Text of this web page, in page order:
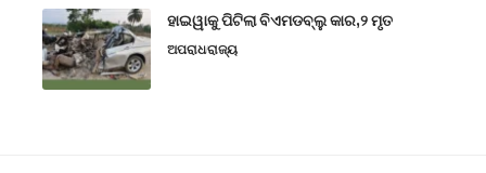
ହାଇୱାକୁ ପିଟିଲା ବିଏମଡବ୍ଲୁ କାର,୨ ମୃତ
ଅପରାଧରାଜ୍ୟ